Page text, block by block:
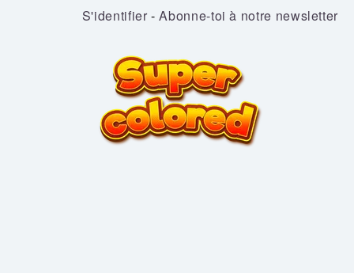
S'identifier -Abonne-toi à notre newsletter